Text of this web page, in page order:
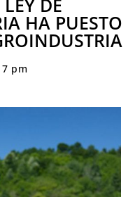
DE
HA PUESTO
pm